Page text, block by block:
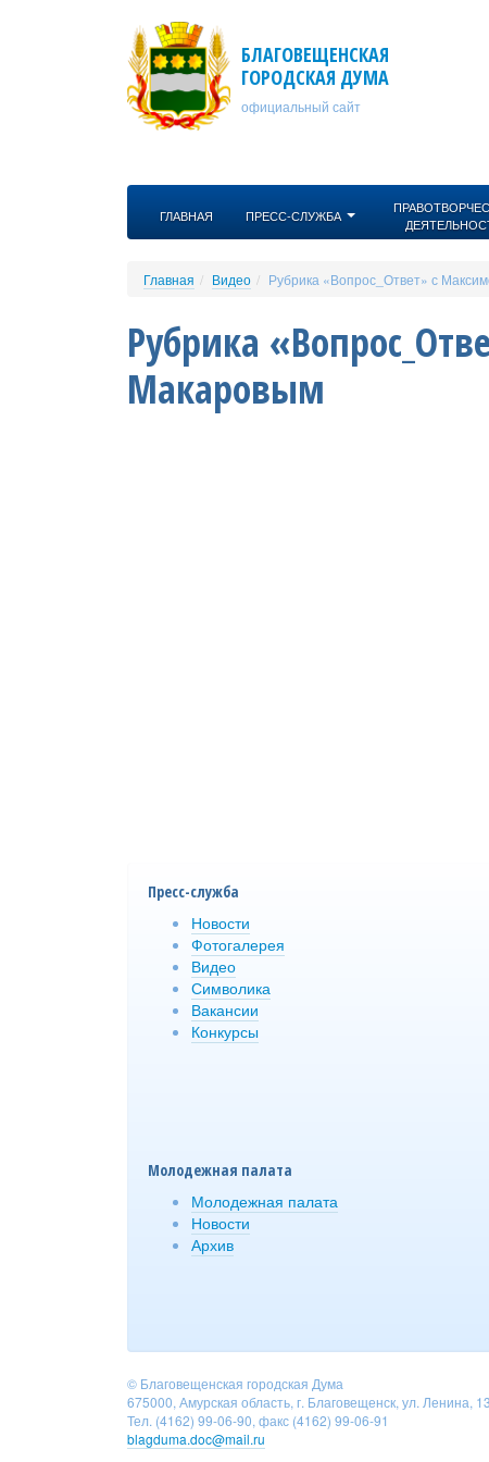
БЛАГОВЕЩЕНСКАЯ
ГОРОДСКАЯ ДУМА
официальный сайт
ГЛАВНАЯ ПРЕСС-СЛУЖБА
Главная Видео Рубрика «Вопрос_Ответ» с
Рубрика
Макаровым
Пресс-служба
Новости
Фотогалерея
Видео
Символика
Вакансии
Конкурсы
Молодежная палата
Молодежная палата
Новости
Архив
© Благовещенская городская Дума
675000, Амурская область, г. Благовещенск, ул. Ленина,
Тел. (4162) 99-06-90, факс (4162) 99-06-91
blagduma.doc@mail.ru